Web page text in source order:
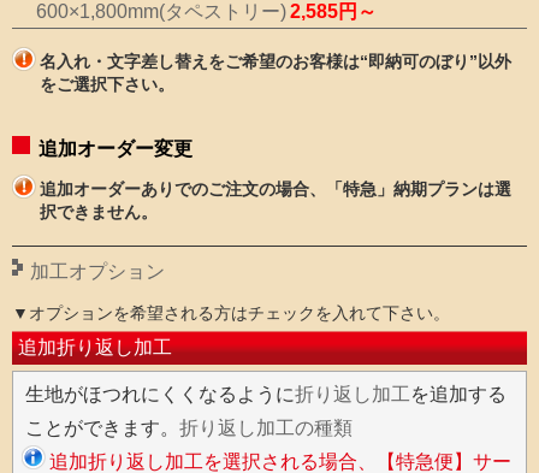
600×1,800mm(タペストリー)2,585円～
名入れ・文字差し替えをご希望のお客様は“即納可のぼり”以外
をご選択下さい。
追加オーダー変更
追加オーダーありでのご注文の場合、「特急」納期プランは選
択できません。
加工オプション
▼オプションを希望される方はチェックを入れて下さい。
追加折り返し加工
生地がほつれにくくなるように折り返し加工 を追加する
ことができます。 折り返し加工の種類
追加折り返し加工を選択される場合、【特急便】サー